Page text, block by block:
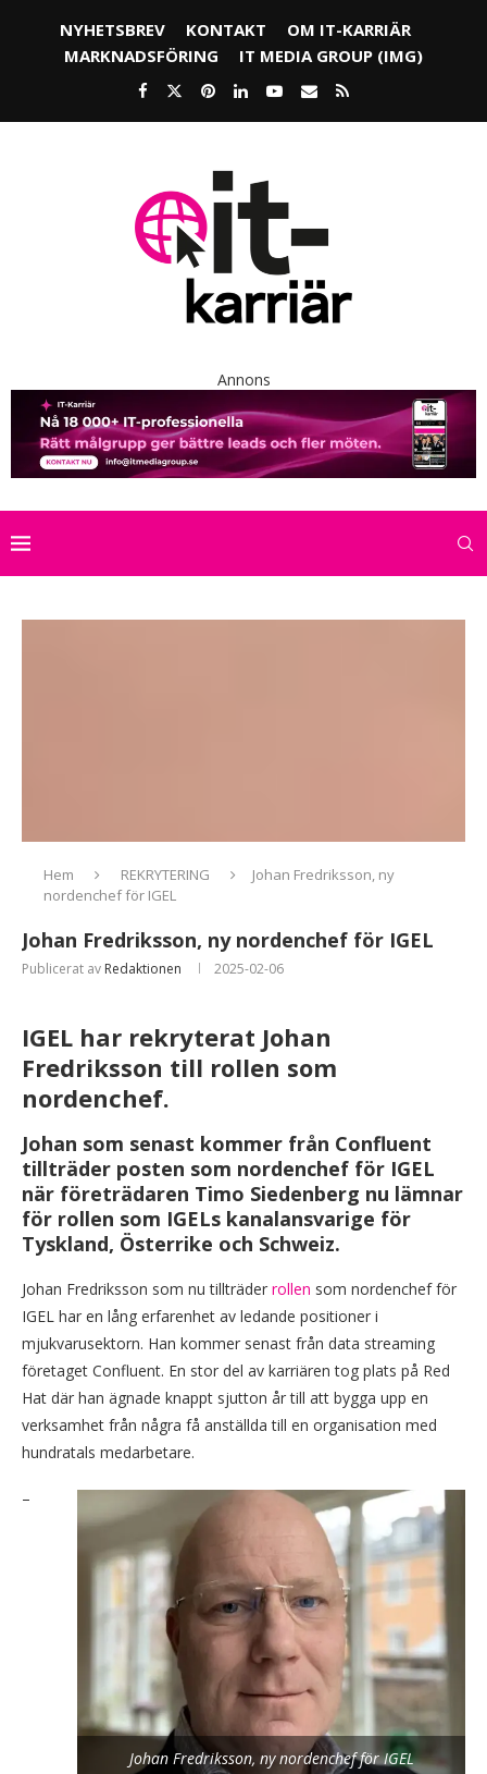
NYHETSBREV KONTAKT
OM IT-KARRIÄR
MARKNADSFÖRING
IT MEDIA GROUP (IMG)
Annons
Hem REKRYTERING
Johan Fredriksson, ny
nordenchef för IGEL
Johan Fredriksson, ny nordenchef för IGEL
Publicerat av Redaktionen 2025-02-06
IGEL har rekryterat Johan
Fredriksson till rollen som
nordenchef.
Johan som senast kommer från Confluent
tillträder posten som nordenchef för IGEL
när företrädaren Timo Siedenberg nu lämnar
för rollen som IGELs kanalansvarige för
Tyskland, Österrike och Schweiz.
Johan Fredriksson som nu tillträder rollen som nordenchef för
IGEL har en lång erfarenhet av ledande positioner i
mjukvarusektorn. Han kommer senast från data streaming
företaget Confluent. En stor del av karriären tog plats på Red
Hat där han ägnade knappt sjutton år till att bygga upp en
verksamhet från några få anställda till en organisation med
hundratals medarbetare.
Johan Fredriksson, ny nordenchef för IGEL
–